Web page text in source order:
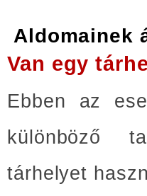
Aldomainek
Van egy
Ebben az
különböző
tárhelyet